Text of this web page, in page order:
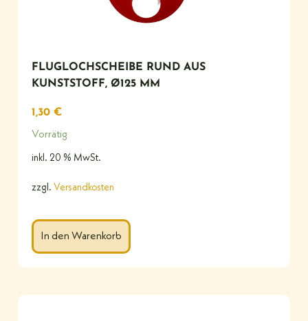
FLUGLOCHSCHEIBE RUND AUS
KUNSTSTOFF, Ø125 MM
1,30 €
Vorrätig
inkl. 20 % MwSt.
zzgl. Versandkosten
In den Warenkorb